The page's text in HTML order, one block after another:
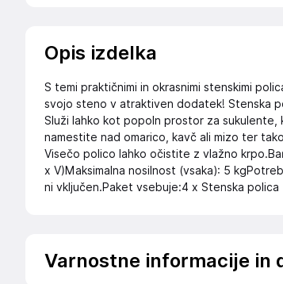
Opis izdelka
S temi praktičnimi in okrasnimi stenskimi
svojo steno v atraktiven dodatek! Stenska
Služi lahko kot popoln prostor za
namestite nad omarico, kavč ali mizo ter
Visečo polico lahko očistite z vlažno
x V)Maksimalna nosilnost (vsaka): 5
ni vključen.Paket vsebuje:4 x Stenska polica
Varnostne informacije in